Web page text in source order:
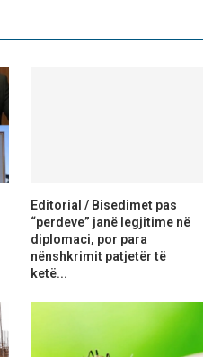
Editorial / Bisedimet pas
“perdeve” janë legjitime në
diplomaci, por para
nënshkrimit patjetër të
ketë...